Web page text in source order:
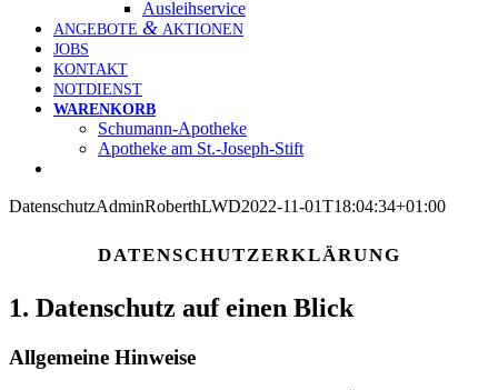
Aus­leih­ser­vice
ANGE­BOTE & AKTIONEN
JOBS
KON­TAKT
NOT­DIENST
WAREN­KORB
Schu­mann-Apo­theke
Apo­theke am St.-Joseph-Stift
Daten­schutzAdminRoberthLWD2022-11-01T18:04:34+01:00
DATEN­SCHUTZ­ER­KLÄ­RUNG
1. Daten­schutz auf einen Blick
All­ge­meine Hinweise